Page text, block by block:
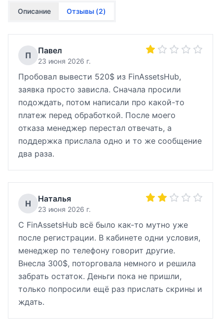
Описание Отзывы (2)
П Павел
23 июня 2026 г.
Пробовал вывести 520$ из FinAssetsHub,
заявка просто зависла. Сначала просили
подождать, потом написали про какой-то
платеж перед обработкой. После моего
отказа менеджер перестал отвечать, а
поддержка прислала одно и то же сообщение
два раза.
Н Наталья
23 июня 2026 г.
С FinAssetsHub всё было как-то мутно уже
после регистрации. В кабинете одни условия,
менеджер по телефону говорит другие.
Внесла 300$, поторговала немного и решила
забрать остаток. Деньги пока не пришли,
только попросили ещё раз прислать скрины и
ждать.